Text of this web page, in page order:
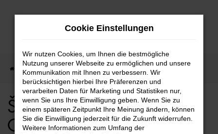
Zum
Startseite Škoda Škoda Fabia Škoda Fabia Gebrauchtwagen Angebote
Škoda Fabia
Gebrauchtwagen
Cookie Einstellungen
Wir nutzen Cookies, um Ihnen die bestmögliche
Nutzung unserer Webseite zu ermöglichen und unsere
Kommunikation mit Ihnen zu verbessern. Wir
berücksichtigen hierbei Ihre Präferenzen und
verarbeiten Daten für Marketing und Statistiken nur,
wenn Sie uns Ihre Einwilligung geben. Wenn Sie zu
einem späteren Zeitpunkt Ihre Meinung ändern, können
Sie die Einwilligung jederzeit für die Zukunft widerrufen.
Weitere Informationen zum Umfang der